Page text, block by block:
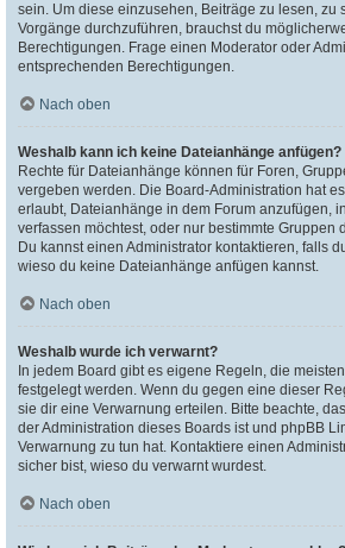
sein. Um diese einzusehen, Beiträge zu lesen, zu
Vorgänge durchzuführen, brauchst du
Berechtigungen. Frage einen Moderator oder
entsprechenden Berechtigungen.
Nach oben
Weshalb kann ich keine Dateianhänge anfügen?
Rechte für Dateianhänge können für Foren,
vergeben werden. Die Board-Administration hat
erlaubt, Dateianhänge in dem Forum anzufügen,
verfassen möchtest, oder nur bestimmte Gruppen
Du kannst einen Administrator kontaktieren, falls
wieso du keine Dateianhänge anfügen kannst.
Nach oben
Weshalb wurde ich verwarnt?
In jedem Board gibt es eigene Regeln, die
festgelegt werden. Wenn du gegen eine dieser
sie dir eine Verwarnung erteilen. Bitte beachte,
der Administration dieses Boards ist und phpBB
Verwarnung zu tun hat. Kontaktiere einen
sicher bist, wieso du verwarnt wurdest.
Nach oben